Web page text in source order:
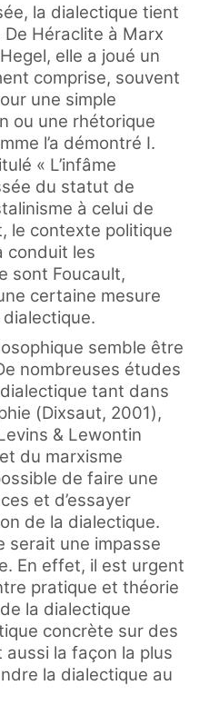
la dialectique tient
Héraclite à Marx
elle a joué un
comprise, souvent
une simple
ou une rhétorique
l’a démontré I.
« L’infâme
du statut de
à celui de
le contexte politique
conduit les
sont Foucault,
certaine mesure
semble être
nombreuses études
tant dans
(Dixsaut, 2001),
& Lewontin
du marxisme
de faire une
et d’essayer
de la dialectique.
serait une impasse
En effet, il est urgent
pratique et théorie
la dialectique
concrète sur des
aussi la façon la plus
la dialectique au